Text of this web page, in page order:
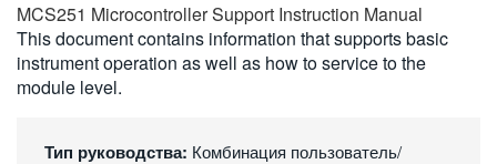
ENGLISH
FRANÇAIS
VIỆT NAM
MCS251 Microcontroller Support Instruction Manual
This document contains information that supports basic
instrument operation as well as how to service to the
module level.
Тип руководства: Комбинация пользователь/